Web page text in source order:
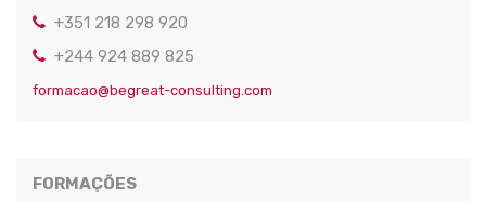
+351 218 298 920
+244 924 889 825
formacao@begreat-consulting.com
FORMAÇÕES